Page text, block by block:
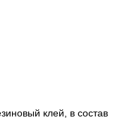
клей, в состав